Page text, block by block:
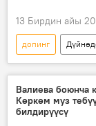
13 Бирдин айы
допинг
Жаңжал
Валиева боюнча
Көркөм муз
билдирүүсү